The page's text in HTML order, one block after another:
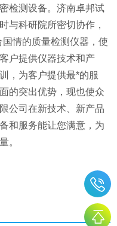
检测设备。济南卓邦试
与科研院所密切协作，
情的质量检测仪器，使
户提供仪器技术和产
，为客户提供最*的服
的突出优势，现也使众
公司在新技术、新产品
和服务能让您满意，为
。